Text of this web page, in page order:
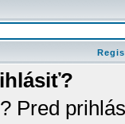
Pred